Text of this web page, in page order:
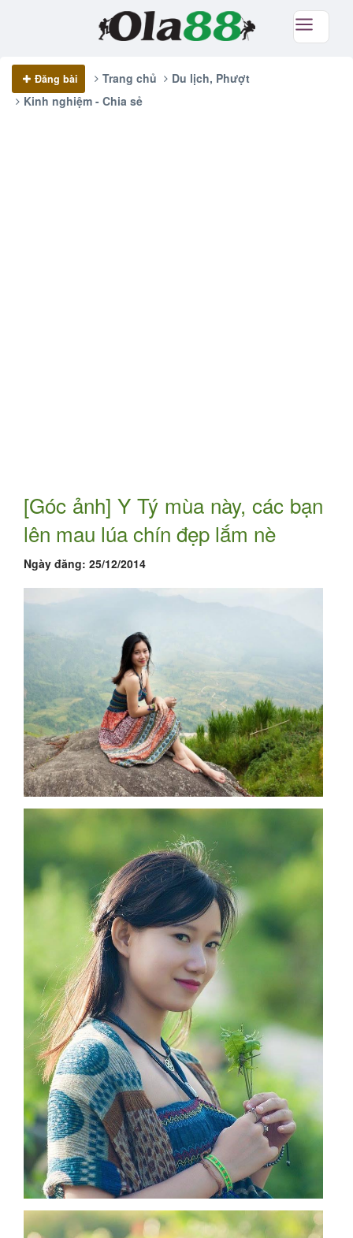
Đăng bài Trang chủ
Du lịch, Phượt
Kinh nghiệm - Chia sẻ
[Góc ảnh] Y Tý mùa này, các bạn
lên mau lúa chín đẹp lắm nè
Ngày đăng: 25/12/2014